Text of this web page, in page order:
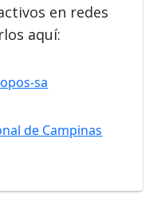
en redes
aquí:
sa
de Campinas